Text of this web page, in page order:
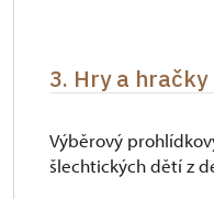
3. Hry a
Výběrový
šlechtických dětí z